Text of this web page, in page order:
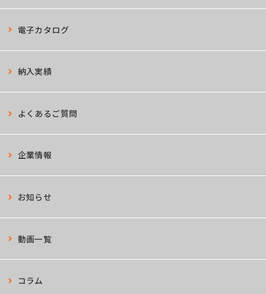
電子カタログ
納入実績
よくあるご質問
企業情報
お知らせ
動画一覧
コラム